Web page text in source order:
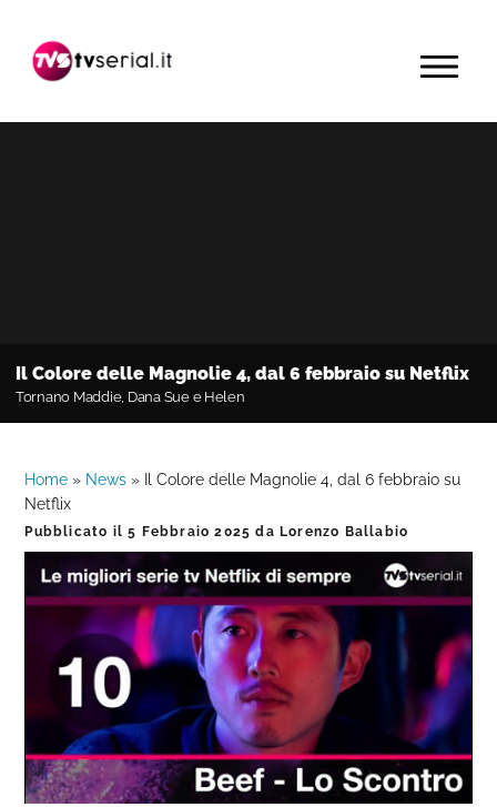
navigazione
contenuto
barra
primaria
MENU
Il Colore delle Magnolie 4, dal 6 febbraio su Netflix
Tornano Maddie, Dana Sue e Helen
Home » News »
Il Colore delle Magnolie 4, dal 6 febbraio su
Netflix
Pubblicato il5 Febbraio 2025 da Lorenzo Ballabio
Unmute
Loaded:
0%
Progress
0%